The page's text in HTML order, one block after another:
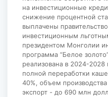
на инвестиционные
снижение процентной
выплачены
инвестиционным
президентом Монголии
программа “Белое
реализована в 2024-2028
полной переработки
40%, объем
экспорт - до 690 млн